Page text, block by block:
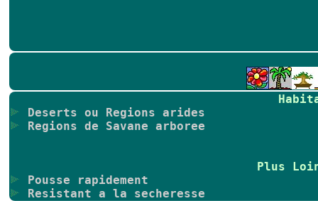
Deserts ou Regions arides
Regions de Savane arboree
Plus
Pousse rapidement
Resistant a la secheresse